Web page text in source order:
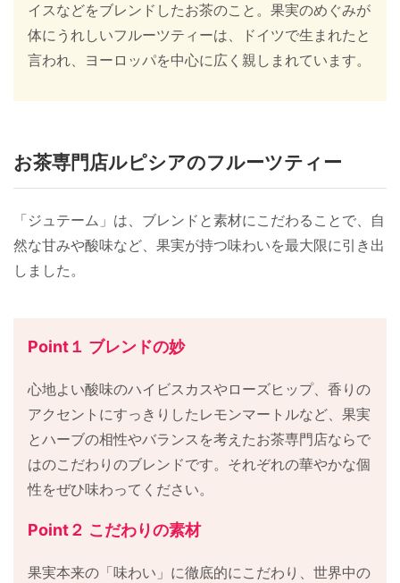
イスなどをブレンドしたお茶のこと。果実のめぐみが
体にうれしいフルーツティーは、ドイツで生まれたと
言われ、ヨーロッパを中心に広く親しまれています。
お茶専門店ルピシアのフルーツティー
「ジュテーム」は、ブレンドと素材にこだわることで、自
然な甘みや酸味など、果実が持つ味わいを最大限に引き出
しました。
Point１ ブレンドの妙
心地よい酸味のハイビスカスやローズヒップ、香りの
アクセントにすっきりしたレモンマートルなど、果実
とハーブの相性やバランスを考えたお茶専門店ならで
はのこだわりのブレンドです。それぞれの華やかな個
性をぜひ味わってください。
Point２ こだわりの素材
果実本来の「味わい」に徹底的にこだわり、世界中の